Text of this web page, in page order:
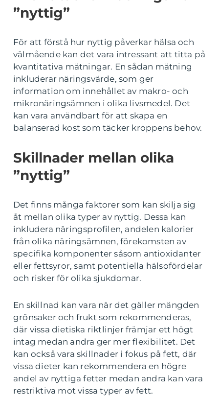
”nyttig”
För att förstå hur nyttig påverkar hälsa och
välmående kan det vara intressant att titta på
kvantitativa mätningar. En sådan mätning
inkluderar näringsvärde, som ger
information om innehållet av makro- och
mikronäringsämnen i olika livsmedel. Det
kan vara användbart för att skapa en
balanserad kost som täcker kroppens behov.
Skillnader mellan olika
”nyttig”
Det finns många faktorer som kan skilja sig
åt mellan olika typer av nyttig. Dessa kan
inkludera näringsprofilen, andelen kalorier
från olika näringsämnen, förekomsten av
specifika komponenter såsom antioxidanter
eller fettsyror, samt potentiella hälsofördelar
och risker för olika sjukdomar.
En skillnad kan vara när det gäller mängden
grönsaker och frukt som rekommenderas,
där vissa dietiska riktlinjer främjar ett högt
intag medan andra ger mer flexibilitet. Det
kan också vara skillnader i fokus på fett, där
vissa dieter kan rekommendera en högre
andel av nyttiga fetter medan andra kan vara
restriktiva mot vissa typer av fett.